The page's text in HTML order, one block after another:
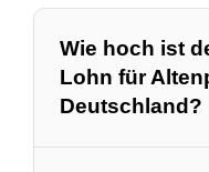
Wie hoch ist
Lohn für
Deutschland?